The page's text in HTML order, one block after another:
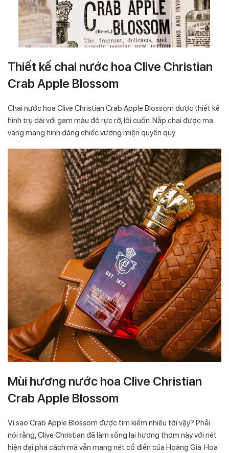
Thiết kế chai nước hoa Clive Christian
Crab Apple Blossom
Chai nước hoa Clive Christian Crab Apple Blossom được thiết kế
hình trụ dài với gam màu đỏ rực rỡ, lôi cuốn. Nắp chai được mạ
vàng mang hình dáng chiếc vương miện quyền quý.
Mùi hương nước hoa Clive Christian
Crab Apple Blossom
Vì sao Crab Apple Blossom được tìm kiếm nhiều tới vậy? Phải
nói rằng, Clive Christian đã làm sống lại hương thơm này với nét
hiện đại phá cách mà vẫn mang nét cổ điển của Hoàng Gia. Hoa